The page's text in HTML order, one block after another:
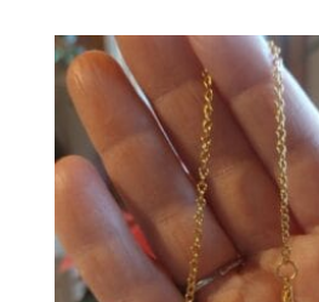
15,90 €.
13,90 €.